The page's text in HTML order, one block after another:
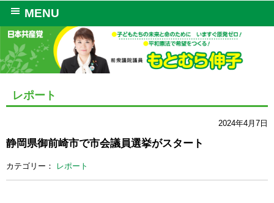
MENU
レポート
2024年4月7日
静岡県御前崎市で市会議員選挙がスタート
カテゴリー： レポート